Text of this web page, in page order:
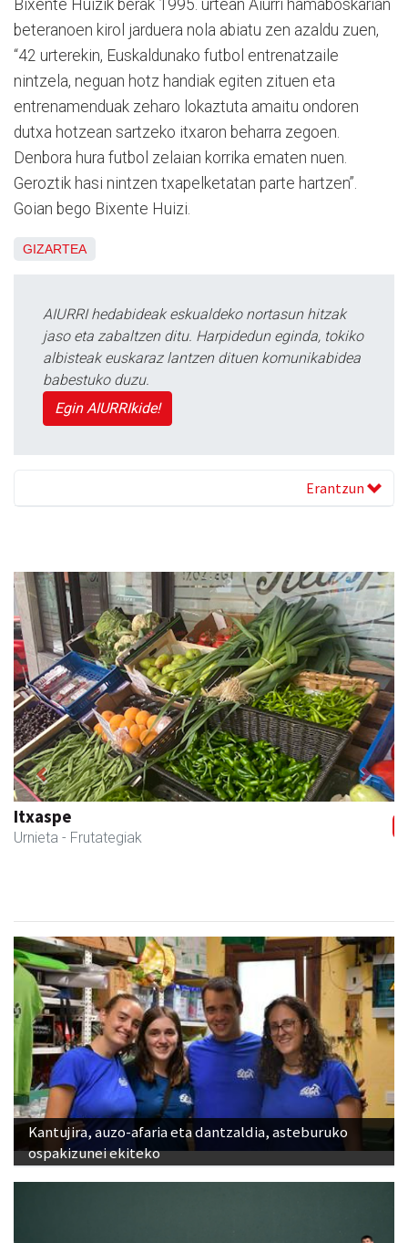
Bixente Huizik berak 1995. urtean Aiurri hamaboskarian
beteranoen kirol jarduera nola abiatu zen azaldu zuen,
“42 urterekin, Euskaldunako futbol entrenatzaile
nintzela, neguan hotz handiak egiten zituen eta
entrenamenduak zeharo lokaztuta amaitu ondoren
dutxa hotzean sartzeko itxaron beharra zegoen.
Denbora hura futbol zelaian korrika ematen nuen.
Geroztik hasi nintzen txapelketatan parte hartzen”.
Goian bego Bixente Huizi.
GIZARTEA
AIURRI hedabideak eskualdeko nortasun hitzak
jaso eta zabaltzen ditu. Harpidedun eginda, tokiko
albisteak euskaraz lantzen dituen komunikabidea
babestuko duzu.
Egin AIURRIkide!
Erantzun
Itxaspe
Urnieta - Frutategiak
Previous Next
Kantujira, auzo-afaria eta dantzaldia, asteburuko
ospakizunei ekiteko